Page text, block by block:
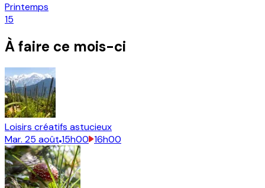
Printemps
15
À faire ce mois-ci
Loisirs créatifs astucieux
Mar. 25 août 15h00 16h00